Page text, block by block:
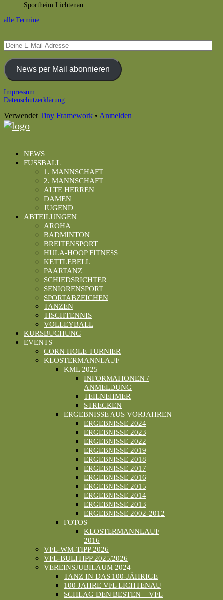
Sportheim Lichtenau
alle Termine
Deine
E-
Mail-
AdresseNews per Mail abonnieren
Footer
Inhalt
Impressum
Datenschutzerklärung
Verwendet Tiny Framework • Anmelden
NEWS
FUSSBALL
1. MANNSCHAFT
2. MANNSCHAFT
ALTE HERREN
DAMEN
JUGEND
ABTEILUNGEN
AROHA
BADMINTON
BREITENSPORT
HULA-HOOP FITNESS
KETTLEBELL
PAARTANZ
SCHIEDSRICHTER
SENIORENSPORT
SPORTABZEICHEN
TANZEN
TISCHTENNIS
VOLLEYBALL
KURSBUCHUNG
EVENTS
CORN HOLE TURNIER
KLOSTERMANNLAUF
KML 2025
INFORMATIONEN /
ANMELDUNG
TEILNEHMER
STRECKEN
ERGEBNISSE AUS VORJAHREN
ERGEBNISSE 2024
ERGEBNISSE 2023
ERGEBNISSE 2022
ERGEBNISSE 2019
ERGEBNISSE 2018
ERGEBNISSE 2017
ERGEBNISSE 2016
ERGEBNISSE 2015
ERGEBNISSE 2014
ERGEBNISSE 2013
ERGEBNISSE 2002-2012
FOTOS
KLOSTERMANNLAUF
2016
VFL-WM-TIPP 2026
VFL-BULITIPP 2025/2026
VEREINSJUBILÄUM 2024
TANZ IN DAS 100-JÄHRIGE
100 JAHRE VFL LICHTENAU
SCHLAG DEN BESTEN – VFL